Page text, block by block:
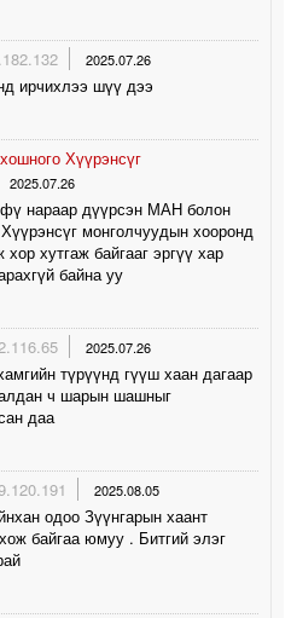
2025.07.26
ирчихлээ шүү дээ
Хүүрэнсүг
2025.07.26
нараар дүүрсэн МАН болон
монголчуудын хооронд
хутгаж байгааг эргүү хар
байна уу
2025.07.26
түрүүнд гүүш хаан дагаар
ч шарын шашныг
даа
2025.08.05
одоо Зүүнгарын хаант
байгаа юмуу . Битгий элэг